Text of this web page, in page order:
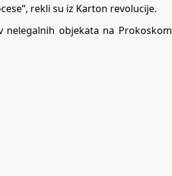
rekli su iz Karton revolucije.
objekata na Prokoskom